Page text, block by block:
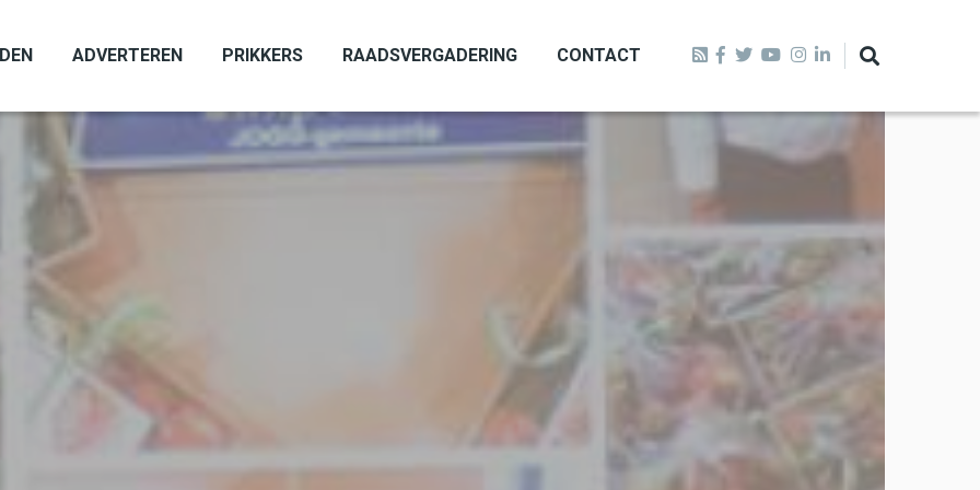
ADVERTEREN PRIKKERS RAADSVERGADERING CONTACT